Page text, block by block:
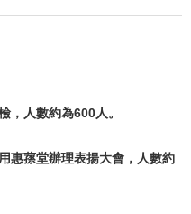
，人數約為600人。
惠蓀堂辦理表揚大會，人數約